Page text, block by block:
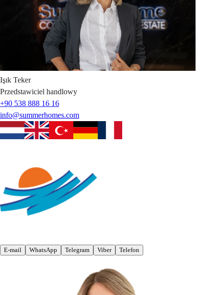
Işık Teker
Przedstawiciel handlowy
+90 538 888 16 16
info@summerhomes.com
E-mail WhatsApp Telegram Viber Telefon